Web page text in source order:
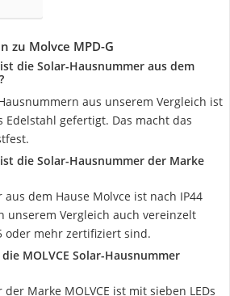
zu Molvce MPD-G
die Solar-Hausnummer aus dem
aus unserem Vergleich ist
Edelstahl gefertigt. Das macht das
die Solar-Hausnummer der Marke
dem Hause Molvce ist nach IP44
unserem Vergleich auch vereinzelt
oder mehr zertifiziert sind.
MOLVCE Solar-Hausnummer
Marke MOLVCE ist mit sieben LEDs